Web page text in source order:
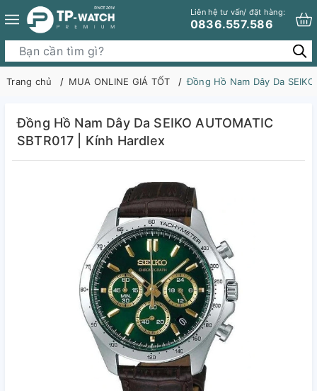
Liên hệ tư vấn/ đặt hàng:
0836.557.586
Trang chủ MUA ONLINE GIÁ TỐT Đồng Hồ Nam Dây Da
Đồng Hồ Nam Dây Da SEIKO AUTOMATIC
SBTR017 | Kính Hardlex